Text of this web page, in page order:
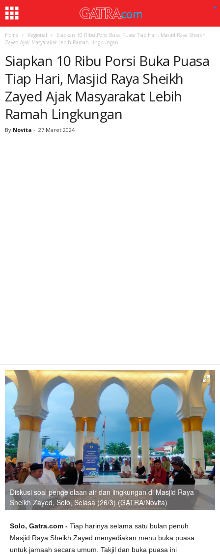
Home Regional
Siapkan 10 Ribu Porsi Buka Puasa Tiap Hari, Masjid Raya Sheikh
Zayed Ajak Masyarakat Lebih Ramah Lingkungan
Siapkan 10 Ribu Porsi Buka Puasa
Tiap Hari, Masjid Raya Sheikh
Zayed Ajak Masyarakat Lebih
Ramah Lingkungan
By Novita - 27 Maret 2024
Diskusi soal pengelolaan air dan lingkungan di Masjid Raya
Sheikh Zayed, Solo, Selasa (26/3).(GATRA/Novita)
Solo, Gatra.com - Tiap harinya selama satu bulan penuh
Masjid Raya Sheikh Zayed menyediakan menu buka puasa
untuk jamaah secara umum. Takjil dan buka puasa ini